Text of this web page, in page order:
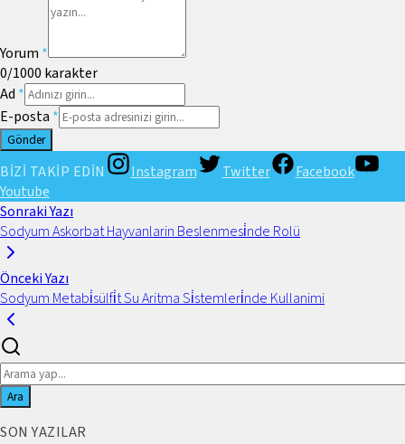
Yorum *
0/1000 karakter
Ad *
E-posta *
Gönder
BİZİ TAKİP EDİN Instagram Twitter
Facebook
Youtube
Sonraki Yazı
Sodyum Askorbat Hayvanlarin Beslenmesi̇nde Rolü
Önceki Yazı
Sodyum Metabi̇sülfi̇t Su Aritma Si̇stemleri̇nde Kullanimi
Ara
SON YAZILAR